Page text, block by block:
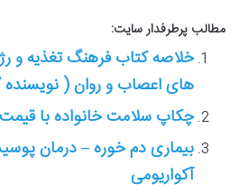
مطالب پرطرفدار سایت:
های اعصاب و روان ( نویسنده
چکاپ سلامت خانواده با
بیماری دم خوره – درمان
آکواریومی